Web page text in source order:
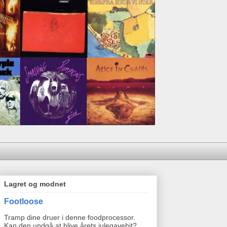
Lagret og modnet
Footloose
Tramp dine druer i denne foodprocessor.